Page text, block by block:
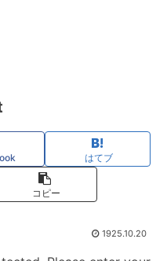
はてブ
コピー
1925.10.20